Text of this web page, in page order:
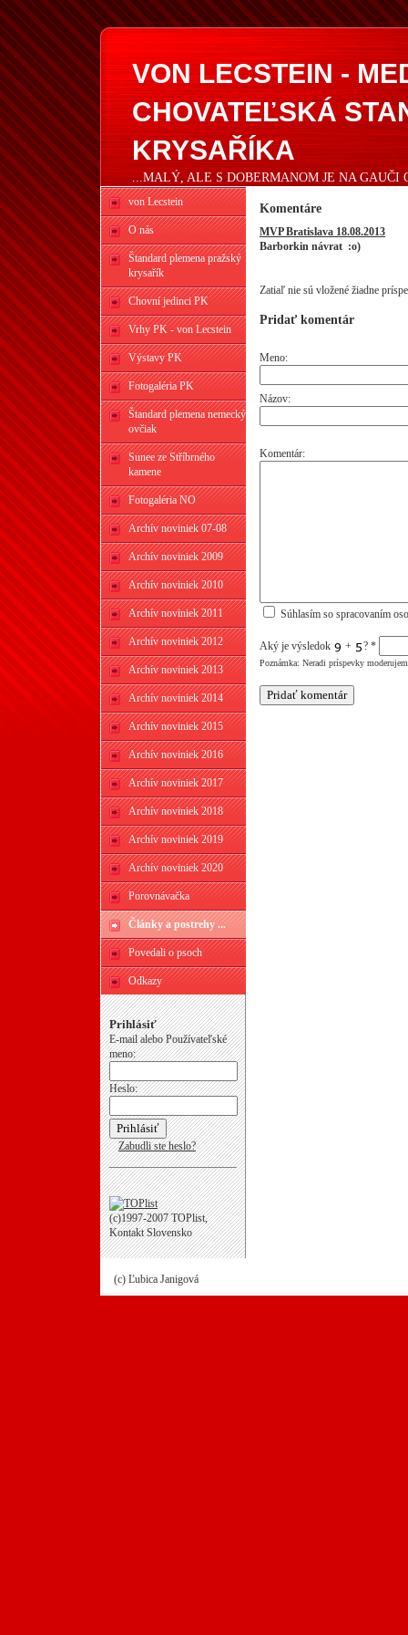
VON LECSTEIN -
CHOVATEĽSKÁ
KRYSAŘÍKA
...MALÝ, ALE S DOBERMANOM JE NA GAUČI
von Lecstein
O nás
Štandard plemena pražský
krysařík
Chovní jedinci PK
Vrhy PK - von Lecstein
Výstavy PK
Fotogaléria PK
Štandard plemena nemecký
ovčiak
Sunee ze Stříbrného
kamene
Fotogaléria NO
Archív noviniek 07-08
Archív noviniek 2009
Archív noviniek 2010
Archív noviniek 2011
Archív noviniek 2012
Archív noviniek 2013
Archív noviniek 2014
Archív noviniek 2015
Archív noviniek 2016
Archív noviniek 2017
Archív noviniek 2018
Archív noviniek 2019
Archív noviniek 2020
Porovnávačka
Články a postrehy ...
Povedali o psoch
Odkazy
Prihlásiť
E-mail alebo Používateľské
meno:
Heslo:
Zabudli ste heslo?
(c)1997-2007 TOPlist,
Kontakt Slovensko
Komentáre
MVP Bratislava 18.08.2013
Barborkin návrat :o)
Zatiaľ nie sú vložené žiadne
Pridať komentár
Meno:
Názov:
Komentár:
Súhlasím so spracovaním
Aký je výsledok + ? *
Poznámka: Neradi príspevky
(c) Ľubica Janigová